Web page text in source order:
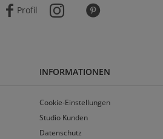
Profil
INFORMATIONEN
Cookie-Einstellungen
Studio Kunden
Datenschutz